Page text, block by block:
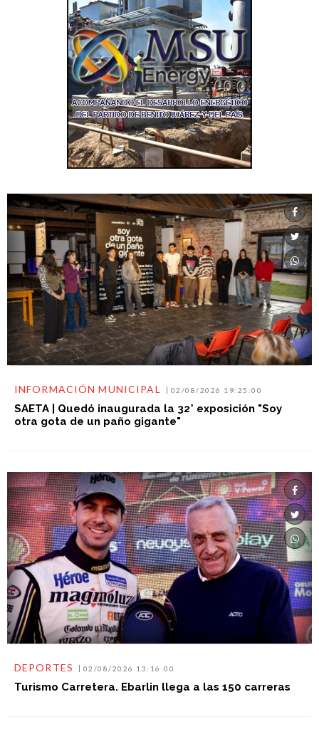
INFORMACIÓN MUNICIPAL 02/08/2026 19:25:00
SAETA | Quedó inaugurada la 32° exposición "Soy
otra gota de un paño gigante"
DEPORTES 02/08/2026 13:16:00
Turismo Carretera. Ebarlin llega a las 150 carreras